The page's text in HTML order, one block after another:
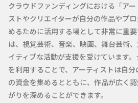
クラウドファンディングにおける「ア
ストやクリエイターが自分の作品やプ
めるために活用する場として非常に重
は、視覚芸術、音楽、映画、舞台芸術
イティブな活動が支援を受けています
を利用することで、アーティストは自
の資金を集めるとともに、作品が広く
がりを深めることができます。